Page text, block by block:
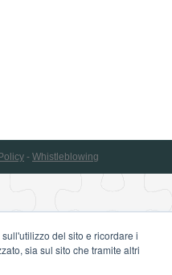
del sito e ricordare i
sia sul sito che tramite altri
- Whistleblowing